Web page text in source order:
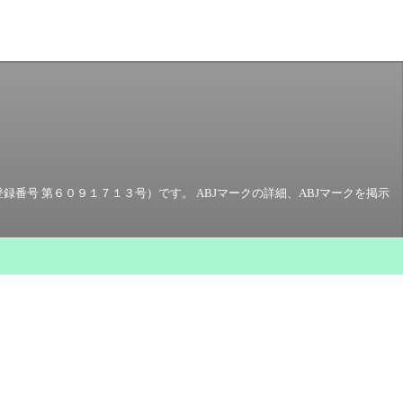
番号 第６０９１７１３号）です。 ABJマークの詳細、ABJマークを掲示